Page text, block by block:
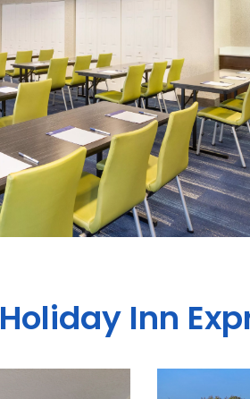
Holiday Inn